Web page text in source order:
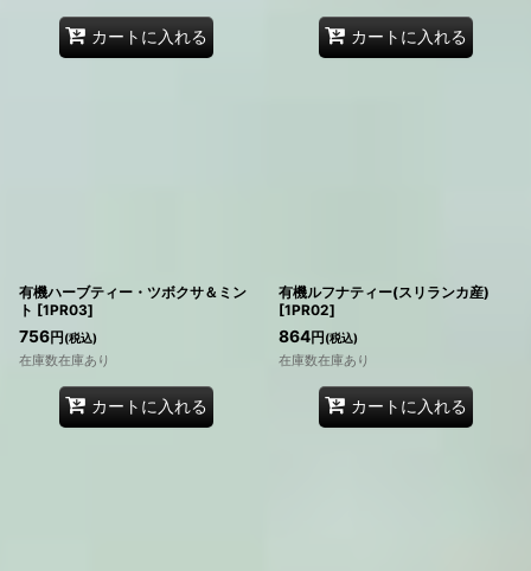
カートに入れる カートに入れる
有機ハーブティー・ツボクサ＆ミン
ト [1PR03]
756円(税込)
在庫数在庫あり
カートに入れる
有機ルフナティー(スリランカ産)
[1PR02]
864円(税込)
在庫数在庫あり
カートに入れる